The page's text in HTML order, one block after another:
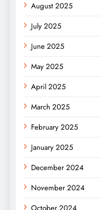
August 2025
July 2025
June 2025
May 2025
April 2025
March 2025
February 2025
January 2025
December 2024
November 2024